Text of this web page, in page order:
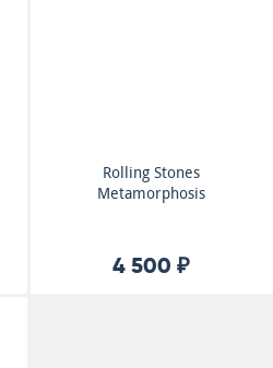
Rolling Stones
Metamorphosis
4 500 ₽